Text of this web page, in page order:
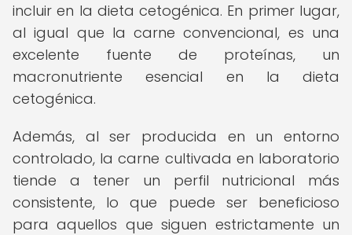
incluir en la dieta cetogénica. En primer lugar,
al igual que la carne convencional, es una
excelente fuente de proteínas, un
macronutriente esencial en la dieta
cetogénica.
Además, al ser producida en un entorno
controlado, la carne cultivada en laboratorio
tiende a tener un perfil nutricional más
consistente, lo que puede ser beneficioso
para aquellos que siguen estrictamente un